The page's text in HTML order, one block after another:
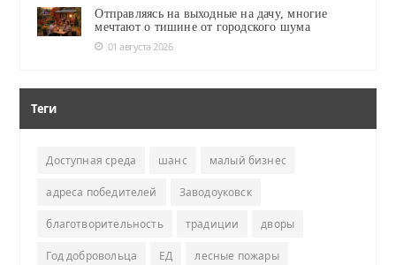
Отправляясь на выходные на дачу, многие
мечтают о тишине от городского шума
01 августа 2026
Теги
Доступная среда шанс малый бизнес
адреса победителей Заводоуковск
благотворительность традиции дворы
Год добровольца ЕД лесные пожары